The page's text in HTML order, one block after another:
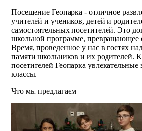
Посещение Геопарка - отличное
учителей и учеников, детей и
самостоятельных посетителей. Это
школьной программе, превращающее
Время, проведенное у нас в гостях
памяти школьников и их родителей.
посетителей Геопарка увлекательные
классы.
Что мы предлагаем